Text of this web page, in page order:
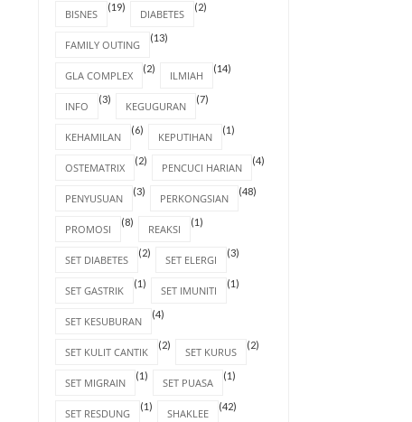
BISNES
(19)
DIABETES
(2)
FAMILY OUTING
(13)
GLA COMPLEX
(2)
ILMIAH
(14)
INFO
(3)
KEGUGURAN
(7)
KEHAMILAN
(6)
KEPUTIHAN
(1)
OSTEMATRIX
(2)
PENCUCI HARIAN
(4)
PENYUSUAN
(3)
PERKONGSIAN
(48)
PROMOSI
(8)
REAKSI
(1)
SET DIABETES
(2)
SET ELERGI
(3)
SET GASTRIK
(1)
SET IMUNITI
(1)
SET KESUBURAN
(4)
SET KULIT CANTIK
(2)
SET KURUS
(2)
SET MIGRAIN
(1)
SET PUASA
(1)
SET RESDUNG
(1)
SHAKLEE
(42)